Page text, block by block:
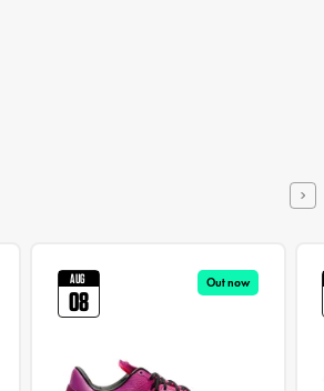
AUG
08
Out now